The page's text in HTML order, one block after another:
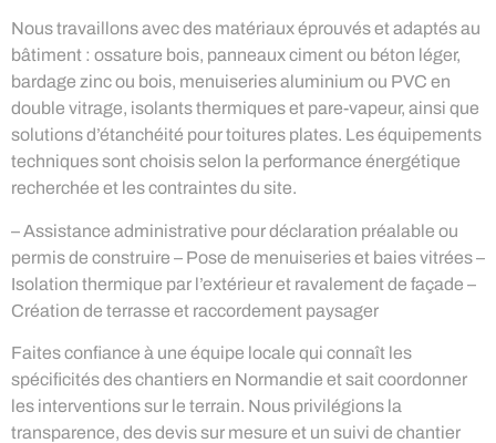
Nous travaillons avec des matériaux éprouvés et adaptés au
bâtiment : ossature bois, panneaux ciment ou béton léger,
bardage zinc ou bois, menuiseries aluminium ou PVC en
double vitrage, isolants thermiques et pare-vapeur, ainsi que
solutions d’étanchéité pour toitures plates. Les équipements
techniques sont choisis selon la performance énergétique
recherchée et les contraintes du site.
– Assistance administrative pour déclaration préalable ou
permis de construire – Pose de menuiseries et baies vitrées –
Isolation thermique par l’extérieur et ravalement de façade –
Création de terrasse et raccordement paysager
Faites confiance à une équipe locale qui connaît les
spécificités des chantiers en Normandie et sait coordonner
les interventions sur le terrain. Nous privilégions la
transparence, des devis sur mesure et un suivi de chantier